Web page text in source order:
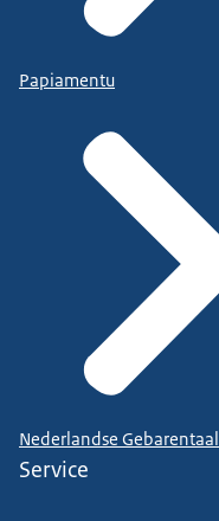
Papiamentu
Nederlandse Gebarentaal
Service